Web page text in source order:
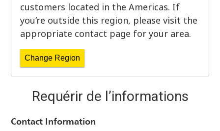
customers located in the Americas. If
you’re outside this region, please visit the
appropriate contact page for your area.
Change Region
Requérir de l’informations